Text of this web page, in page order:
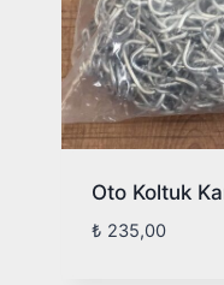
Oto Koltuk
₺ 235,00